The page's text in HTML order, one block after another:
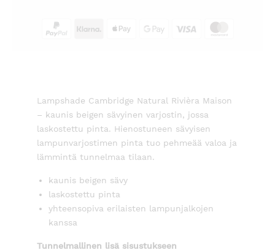
Lampshade Cambridge Natural Rivièra Maison
– kaunis beigen sävyinen varjostin, jossa
laskostettu pinta. Hienostuneen sävyisen
lampunvarjostimen pinta tuo pehmeää valoa ja
lämmintä tunnelmaa tilaan.
kaunis beigen sävy
laskostettu pinta
yhteensopiva erilaisten lampunjalkojen
kanssa
Tunnelmallinen lisä sisustukseen